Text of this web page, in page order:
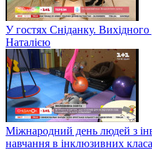
У гостях Сніданку.
Наталією
Міжнародний день людей з
навчання в інклюзивних